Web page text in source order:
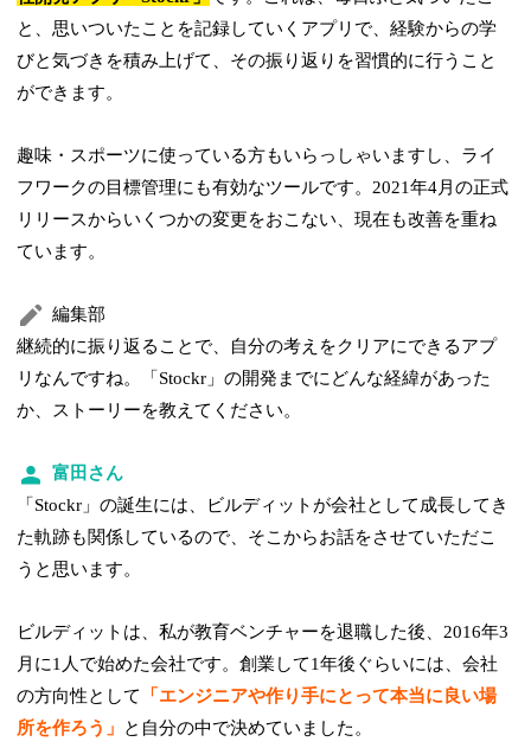
と、思いついたことを記録していくアプリで、経験からの学
びと気づきを積み上げて、その振り返りを習慣的に行うこと
ができます。
趣味・スポーツに使っている方もいらっしゃいますし、ライ
フワークの目標管理にも有効なツールです。2021年4月の正式
リリースからいくつかの変更をおこない、現在も改善を重ね
ています。
編集部
継続的に振り返ることで、自分の考えをクリアにできるアプ
リなんですね。「Stockr」の開発までにどんな経緯があった
か、ストーリーを教えてください。
富田さん
「Stockr」の誕生には、ビルディットが会社として成長してき
た軌跡も関係しているので、そこからお話をさせていただこ
うと思います。
ビルディットは、私が教育ベンチャーを退職した後、2016年3
月に1人で始めた会社です。創業して1年後ぐらいには、会社
の方向性として
「エンジニアや作り手にとって本当に良い場
所を作ろう」
と自分の中で決めていました。